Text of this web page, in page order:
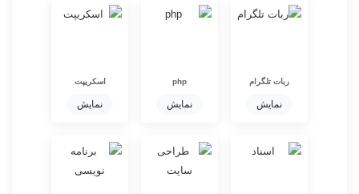
ربات تلگرام
نمایش
php
نمایش
اسکریپت
نمایش